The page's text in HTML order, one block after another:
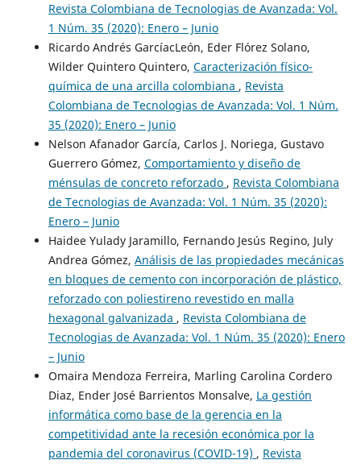
Revista Colombiana de Tecnologias de Avanzada: Vol.
1 Núm. 35 (2020): Enero – Junio
Ricardo Andrés GarcíacLeón, Eder Flórez Solano,
Wilder Quintero Quintero, Caracterización físico-
química de una arcilla colombiana , Revista
Colombiana de Tecnologias de Avanzada: Vol. 1 Núm.
35 (2020): Enero – Junio
Nelson Afanador García, Carlos J. Noriega, Gustavo
Guerrero Gómez, Comportamiento y diseño de
ménsulas de concreto reforzado , Revista Colombiana
de Tecnologias de Avanzada: Vol. 1 Núm. 35 (2020):
Enero – Junio
Haidee Yulady Jaramillo, Fernando Jesús Regino, July
Andrea Gómez, Análisis de las propiedades mecánicas
en bloques de cemento con incorporación de plástico,
reforzado con poliestireno revestido en malla
hexagonal galvanizada , Revista Colombiana de
Tecnologias de Avanzada: Vol. 1 Núm. 35 (2020): Enero
– Junio
Omaira Mendoza Ferreira, Marling Carolina Cordero
Diaz, Ender José Barrientos Monsalve, La gestión
informática como base de la gerencia en la
competitividad ante la recesión económica por la
pandemia del coronavirus (COVID-19) , Revista